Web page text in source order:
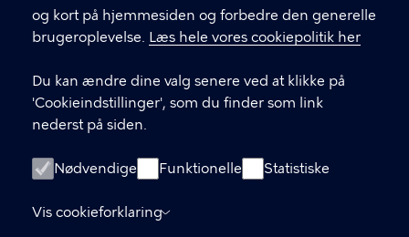
og kort på hjemmesiden og forbedre den generelle
brugeroplevelse. Læs hele vores cookiepolitik her
Du kan ændre dine valg senere ved at klikke på
'Cookieindstillinger', som du finder som link
nederst på siden.
Nødvendige Funktionelle Statistiske
Vis cookieforklaring
LINKS
Send mail til sekretariatet
Facebook
Instagram
Medlemmernes side
Cookiepolitik